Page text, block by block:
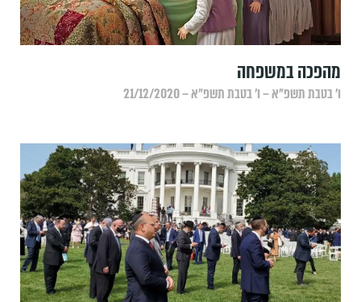
מהפכה במשפחה
ו׳ בטבת תשפ״א – ו׳ בטבת תשפ״א – 21/12/2020